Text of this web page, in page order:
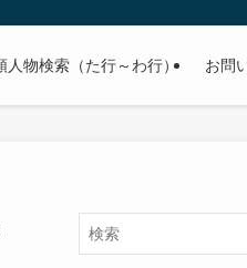
歴や高校・大学の偏差値まで紹介して
人物検索（た行～わ行） お問